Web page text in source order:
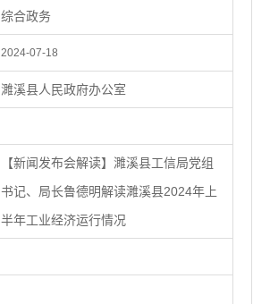
综合政务
2024-07-18
濉溪县人民政府办公室
【新闻发布会解读】濉溪县工信局党组
书记、局长鲁德明解读濉溪县2024年上
半年工业经济运行情况